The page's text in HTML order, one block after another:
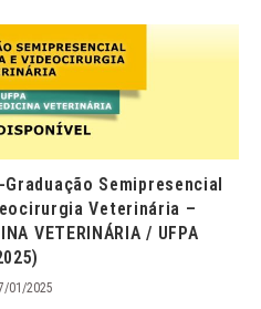
Semipresencial
Veterinária –
VETERINÁRIA / UFPA
01/2025